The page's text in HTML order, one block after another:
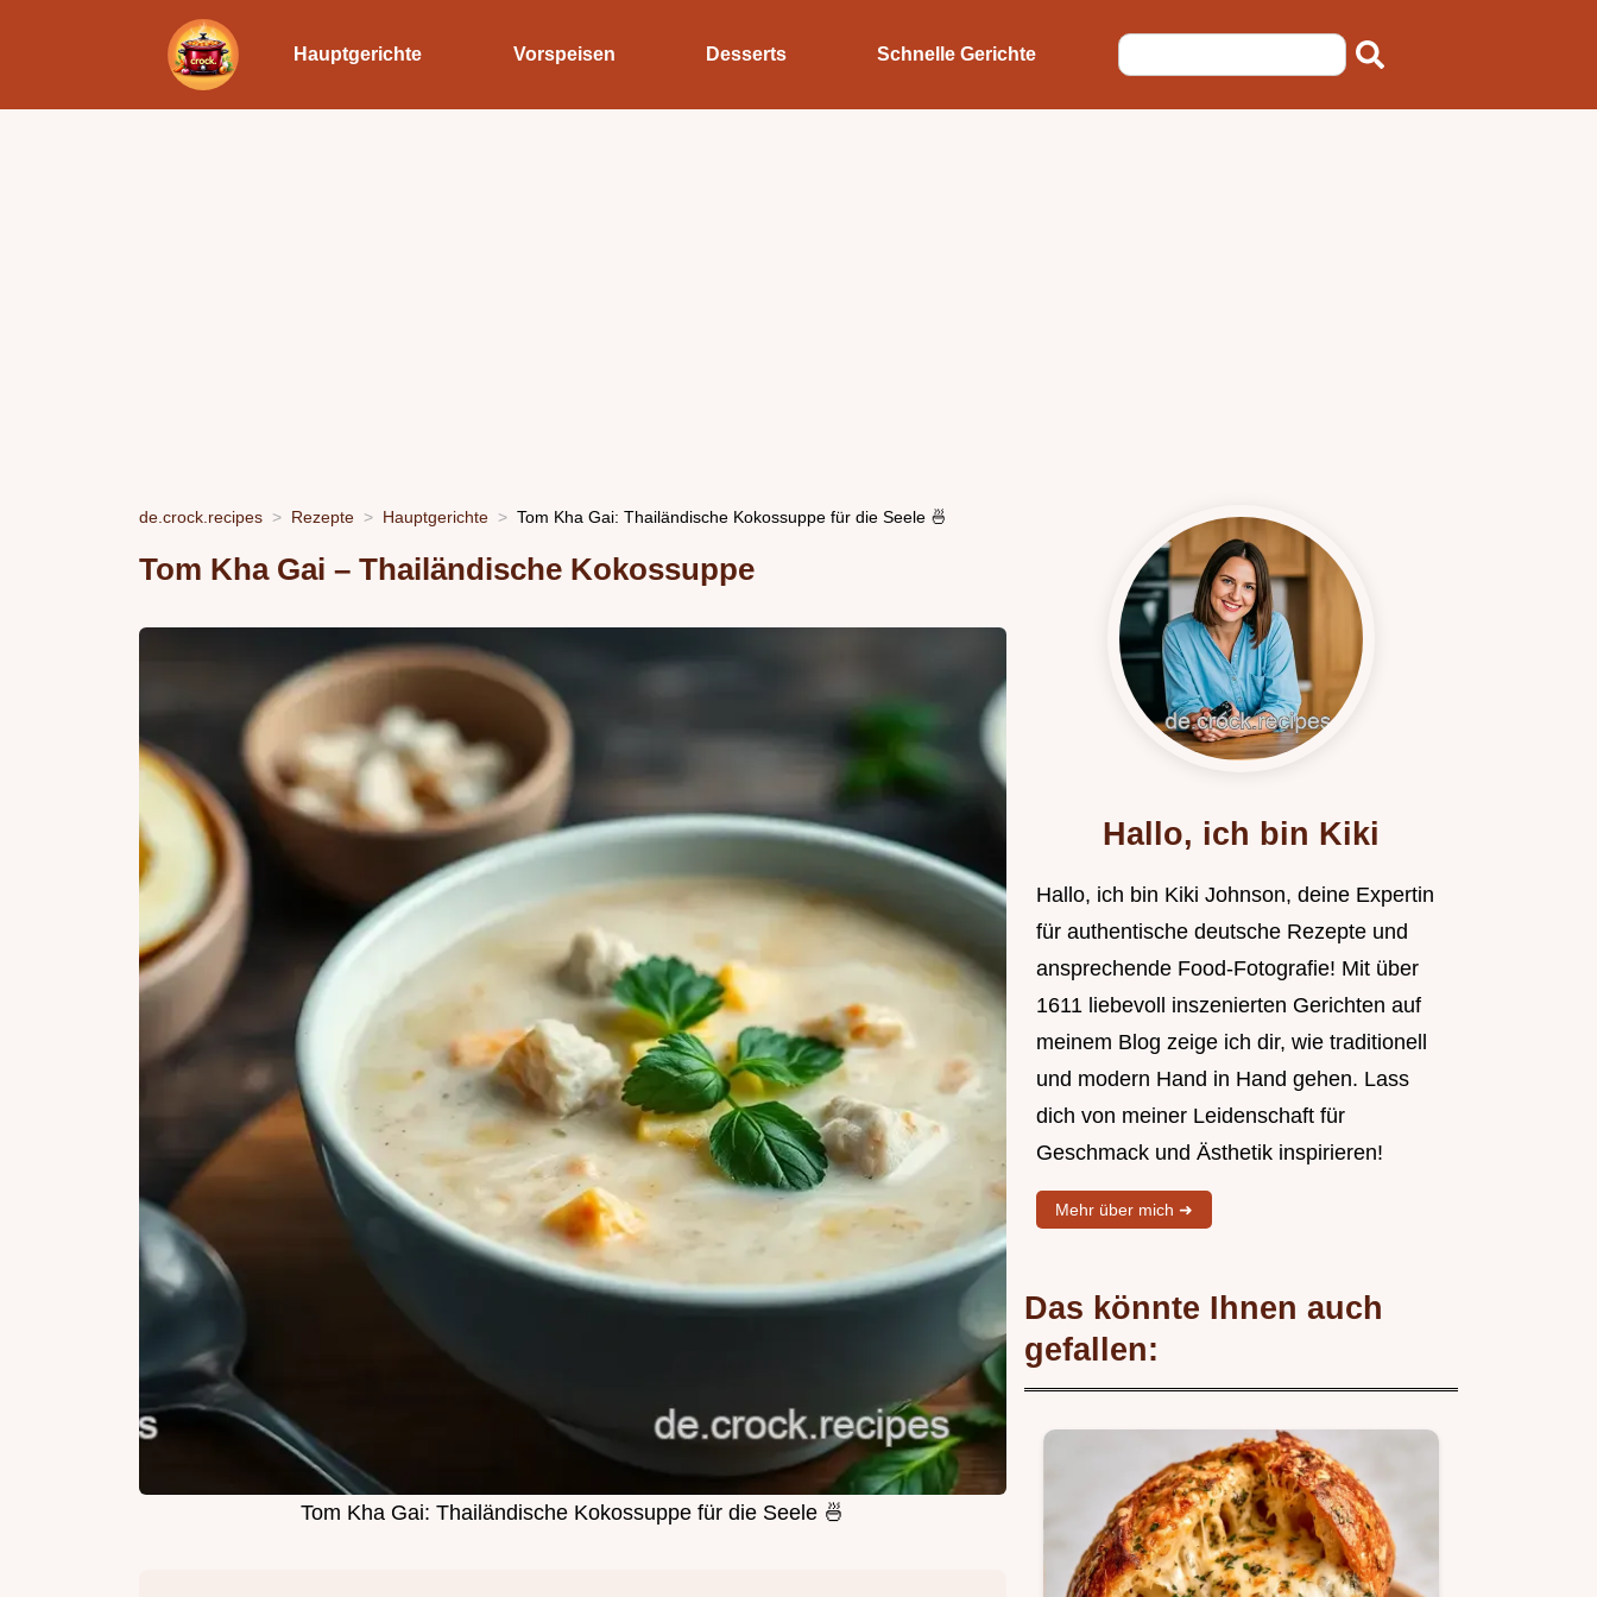
Hauptgerichte Vorspeisen Desserts Schnelle Gerichte
de.crock.recipes Rezepte Hauptgerichte Tom Kha Gai: Thailändische Kokossuppe für die Seele 🍜
Tom Kha Gai – Thailändische Kokossuppe
Tom Kha Gai: Thailändische Kokossuppe für die Seele 🍜
Hallo, ich bin Kiki
Hallo, ich bin Kiki Johnson, deine Expertin
für authentische deutsche Rezepte und
ansprechende Food-Fotografie! Mit über
1611 liebevoll inszenierten Gerichten auf
meinem Blog zeige ich dir, wie traditionell
und modern Hand in Hand gehen. Lass
dich von meiner Leidenschaft für
Geschmack und Ästhetik inspirieren!
Mehr über mich ➜
Das könnte Ihnen auch
gefallen: